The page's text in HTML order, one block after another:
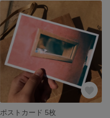
ポストカード 5枚